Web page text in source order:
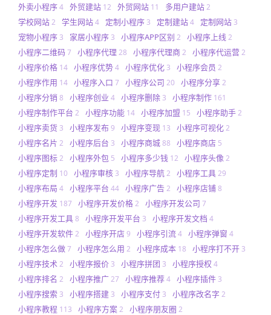
外卖小程序4 外贸建站 12 外贸网站 11 多用户建站2
学校网站2 学生网站4 定制小程序 3 定制建站4 定制网站 3
宠物小程序 3 家居小程序 3 小程序APP区别 2 小程序上线 2
小程序二维码7 小程序代理 28 小程序代理商2 小程序代运营2
小程序价格 14 小程序优势4 小程序优化 3 小程序会员 2
小程序作用 14 小程序入口 7 小程序公司 20 小程序分享2
小程序分销 8 小程序创业 4 小程序删除 3 小程序制作 161
小程序制作平台 2 小程序功能 14 小程序加盟 15 小程序助手2
小程序卖货 3 小程序发布9 小程序变现 13 小程序可视化2
小程序名片 2 小程序后台 3 小程序商城88 小程序商店 5
小程序图标2 小程序外包 5 小程序多少钱 12 小程序头像 2
小程序定制 10 小程序审核 3 小程序导航2 小程序工具29
小程序布局 4 小程序平台 44 小程序广告2 小程序店铺8
小程序开发 187 小程序开发价格2 小程序开发公司 7
小程序开发工具8 小程序开发平台 3 小程序开发文档 4
小程序开发软件2 小程序开店9 小程序引流4 小程序弹窗 4
小程序怎么做7 小程序怎么用 2 小程序成本 18 小程序打不开 3
小程序技术 2 小程序报价 3 小程序拼团 3 小程序授权 4
小程序排名 2 小程序推广27 小程序推荐4 小程序插件 3
小程序搜索 3 小程序搭建 3 小程序支付 3 小程序改名字 2
小程序教程 113 小程序方案2 小程序朋友圈 2